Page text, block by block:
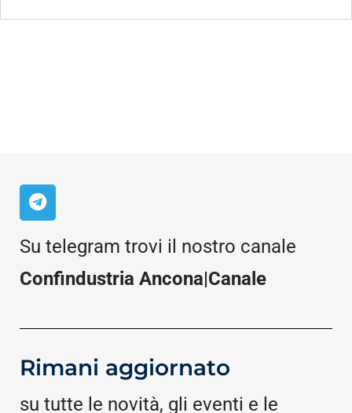
Su telegram trovi il nostro canale
Confindustria Ancona|Canale
Rimani aggiornato
su tutte le novità, gli eventi e le